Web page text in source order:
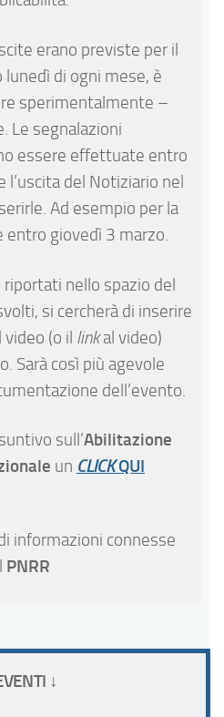
erano previste per il
lunedì di ogni mese, è
sperimentalmente –
Le segnalazioni
essere effettuate entro
del Notiziario nel
Ad esempio per la
entro giovedì 3 marzo.
nello spazio del
si cercherà di inserire
(o il linkal video)
Sarà così più agevole
dell’evento.
sull’Abilitazione
un CLICKQUI
informazioni connesse
PNRR
↓